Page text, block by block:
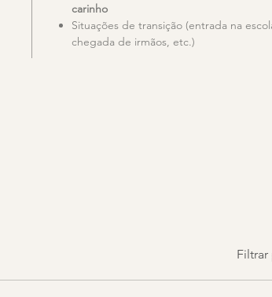
carinho
Situações de transição (entrada na
chegada de irmãos, etc.)